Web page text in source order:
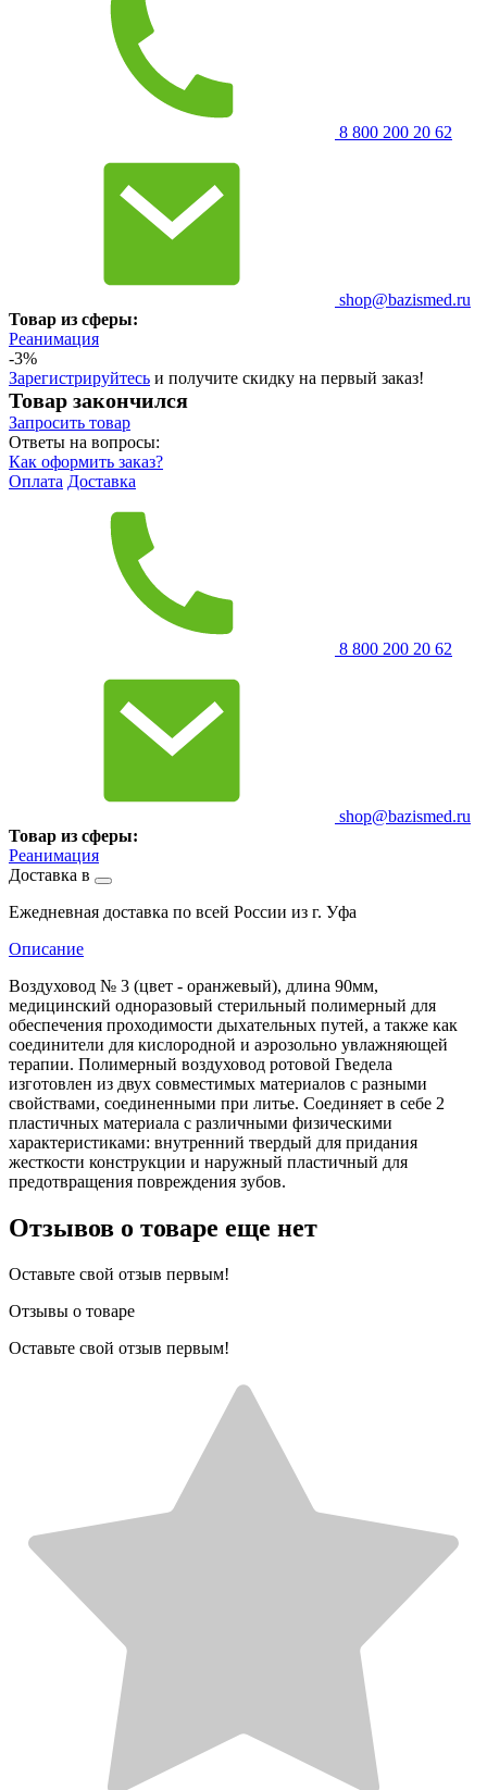
8 800 200 20 62
shop@bazismed.ru
Товар из сферы:
Реанимация
-3%
Зарегистрируйтесь и получите скидку на первый заказ!
Товар закончился
Запросить товар
Ответы на вопросы:
Как оформить заказ?
Оплата Доставка
8 800 200 20 62
shop@bazismed.ru
Товар из сферы:
Реанимация
Доставка в
Ежедневная доставка по всей России из г. Уфа
Описание
Воздуховод № 3 (цвет - оранжевый), длина 90мм,
медицинский одноразовый стерильный полимерный для
обеспечения проходимости дыхательных путей, а также как
соединители для кислородной и аэрозольно увлажняющей
терапии. Полимерный воздуховод ротовой Гведела
изготовлен из двух совместимых материалов с разными
свойствами, соединенными при литье. Соединяет в себе 2
пластичных материала с различными физическими
характеристиками: внутренний твердый для придания
жесткости конструкции и наружный пластичный для
предотвращения повреждения зубов.
Отзывов о товаре еще нет
Оставьте свой отзыв первым!
Отзывы о товаре
Оставьте свой отзыв первым!